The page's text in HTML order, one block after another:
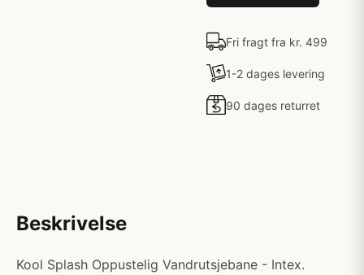
Fri fragt fra kr. 499
1-2 dages levering
90 dages returret
Beskrivelse
Kool Splash Oppustelig Vandrutsjebane - Intex.